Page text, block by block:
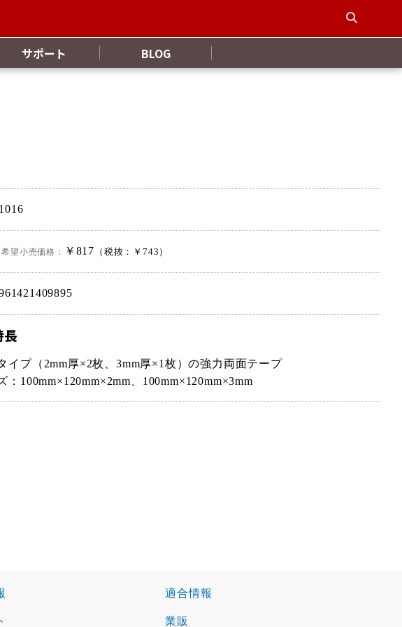
サポート BLOG
望小売価格： ￥817 （税抜：￥743）
長
イプ（2mm厚×2枚、3mm厚×1枚）の強力両面テープ
：100mm×120mm×2mm、100mm×120mm×3mm
適合情報
業販